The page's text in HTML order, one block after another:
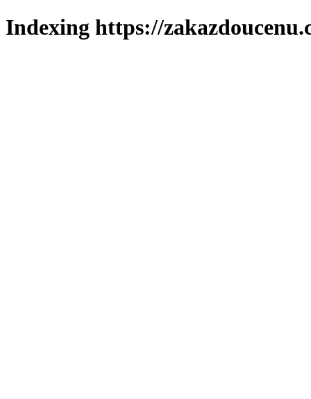
Indexing https://